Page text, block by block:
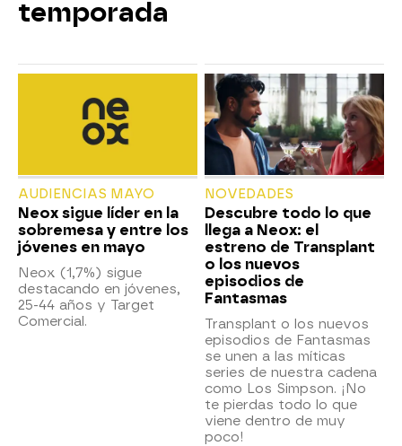
temporada
AUDIENCIAS MAYO
Neox sigue líder en la
sobremesa y entre los
jóvenes en mayo
Neox (1,7%) sigue
destacando en jóvenes,
25-44 años y Target
Comercial.
NOVEDADES
Descubre todo lo que
llega a Neox: el
estreno de Transplant
o los nuevos
episodios de
Fantasmas
Transplant o los nuevos
episodios de Fantasmas
se unen a las míticas
series de nuestra cadena
como Los Simpson. ¡No
te pierdas todo lo que
viene dentro de muy
poco!